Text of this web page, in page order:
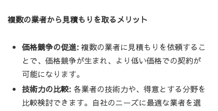
複数の業者から見積もりを取るメリット
価格競争の促進: 複数の業者に見積もりを依頼するこ
とで、価格競争が生まれ、より低い価格での契約が
可能になります。
技術力の比較: 各業者の技術力や、得意とする分野を
比較検討できます。自社のニーズに最適な業者を選